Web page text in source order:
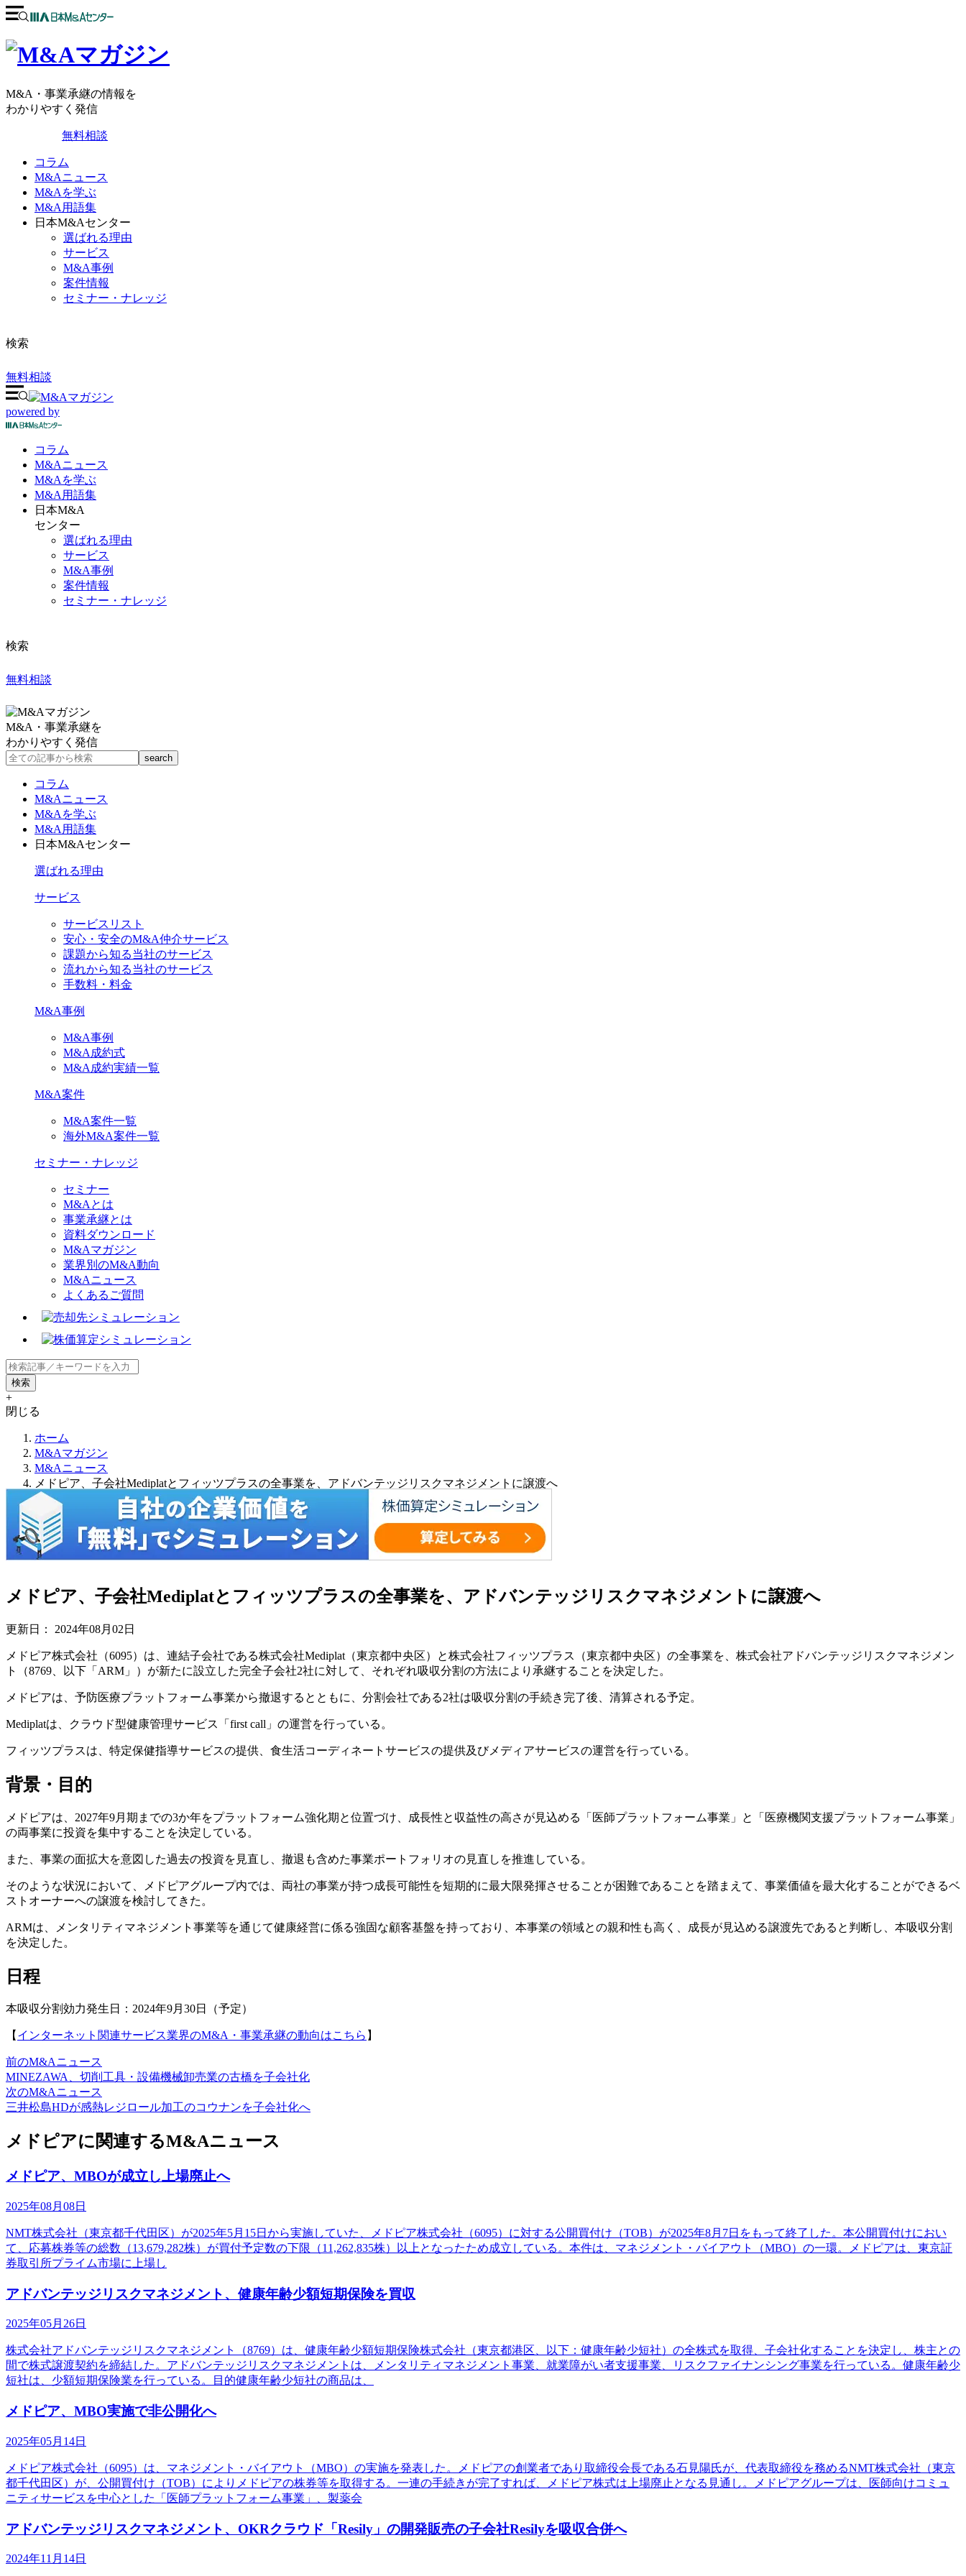
M&A・事業承継の情報を
わかりやすく発信
無料相談
コラム
M&Aニュース
M&Aを学ぶ
M&A用語集
日本M&Aセンター
選ばれる理由
サービス
M&A事例
案件情報
セミナー・ナレッジ
検索
無料相談
powered by
コラム
M&Aニュース
M&Aを学ぶ
M&A 用語集
日本M&A
センター
選ばれる理由
サービス
M&A事例
案件情報
セミナー・ナレッジ
検索
無料相談
M&A・事業承継を
わかりやすく発信
コラム
M&Aニュース
M&Aを学ぶ
M&A用語集
日本M&Aセンター
選ばれる理由
サービス
サービスリスト
安心・安全のM&A仲介サービス
課題から知る当社のサービス
流れから知る当社のサービス
手数料・料金
M&A事例
M&A事例
M&A成約式
M&A成約実績一覧
M&A案件
M&A案件一覧
海外M&A案件一覧
セミナー・ナレッジ
セミナー
M&Aとは
事業承継とは
資料ダウンロード
M&Aマガジン
業界別のM&A動向
M&Aニュース
よくあるご質問
+
閉じる
ホーム
M&Aマガジン
M&Aニュース
メドピア、子会社Mediplatとフィッツプラスの全事業を、アドバンテッジリスクマネジメントに譲渡へ
メドピア、子会社Mediplatとフィッツプラスの全事業を、アドバンテッジリスクマネジメントに譲渡へ
更新日： 2024年08月02日
メドピア株式会社（6095）は、連結子会社である株式会社Mediplat（東京都中央区）と株式会社フィッツプラス（東京都中央区）の全事業を、株式会社アドバンテッジリスクマネジメン
ト（8769、以下「ARM」）が新たに設立した完全子会社2社に対して、それぞれ吸収分割の方法により承継することを決定した。
メドピアは、予防医療プラットフォーム事業から撤退するとともに、分割会社である2社は吸収分割の手続き完了後、清算される予定。
Mediplatは、クラウド型健康管理サービス「first call」の運営を行っている。
フィッツプラスは、特定保健指導サービスの提供、食生活コーディネートサービスの提供及びメディアサービスの運営を行っている。
背景・目的
メドピアは、2027年9月期までの3か年をプラットフォーム強化期と位置づけ、成長性と収益性の高さが見込める「医師プラットフォーム事業」と「医療機関支援プラットフォーム事業」
の両事業に投資を集中することを決定している。
また、事業の面拡大を意図した過去の投資を見直し、撤退も含めた事業ポートフォリオの見直しを推進している。
そのような状況において、メドピアグループ内では、両社の事業が持つ成長可能性を短期的に最大限発揮させることが困難であることを踏まえて、事業価値を最大化することができるベ
ストオーナーへの譲渡を検討してきた。
ARMは、メンタリティマネジメント事業等を通じて健康経営に係る強固な顧客基盤を持っており、本事業の領域との親和性も高く、成長が見込める譲渡先であると判断し、本吸収分割
を決定した。
日程
本吸収分割効力発生日：2024年9月30日（予定）
【 インターネット関連サービス業界のM&A・事業承継の動向はこちら 】
前のM&Aニュース
MINEZAWA、切削工具・設備機械卸売業の古橋を子会社化
次のM&Aニュース
三井松島HDが感熱レジロール加工のコウナンを子会社化へ
メドピアに関連するM&Aニュース
メドピア、MBOが成立し上場廃止へ
2025年08月08日
NMT株式会社（東京都千代田区）が2025年5月15日から実施していた、メドピア株式会社（6095）に対する公開買付け（TOB）が2025年8月7日をもって終了した。本公開買付けにおい
て、応募株券等の総数（13,679,282株）が買付予定数の下限（11,262,835株）以上となったため成立している。本件は、マネジメント・バイアウト（MBO）の一環。メドピアは、東京証
券取引所プライム市場に上場し
アドバンテッジリスクマネジメント、健康年齢少額短期保険を買収
2025年05月26日
株式会社アドバンテッジリスクマネジメント（8769）は、健康年齢少額短期保険株式会社（東京都港区、以下：健康年齢少短社）の全株式を取得、子会社化することを決定し、株主との
間で株式譲渡契約を締結した。アドバンテッジリスクマネジメントは、メンタリティマネジメント事業、就業障がい者支援事業、リスクファイナンシング事業を行っている。健康年齢少
短社は、少額短期保険業を行っている。目的健康年齢少短社の商品は、
メドピア、MBO実施で非公開化へ
2025年05月14日
メドピア株式会社（6095）は、マネジメント・バイアウト（MBO）の実施を発表した。メドピアの創業者であり取締役会長である石見陽氏が、代表取締役を務めるNMT株式会社（東京
都千代田区）が、公開買付け（TOB）によりメドピアの株券等を取得する。一連の手続きが完了すれば、メドピア株式は上場廃止となる見通し。メドピアグループは、医師向けコミュ
ニティサービスを中心とした「医師プラットフォーム事業」、製薬会
アドバンテッジリスクマネジメント、OKRクラウド「Resily」の開発販売の子会社Resilyを吸収合併へ
2024年11月14日